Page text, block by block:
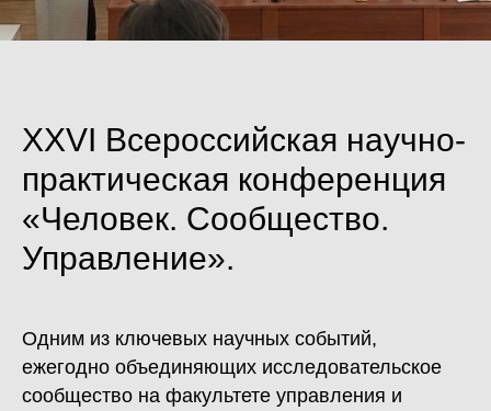
XXVI Всероссийская научно-
практическая конференция
«Человек. Сообщество.
Управление».
Одним из ключевых научных событий,
ежегодно объединяющих исследовательское
сообщество на факультете управления и